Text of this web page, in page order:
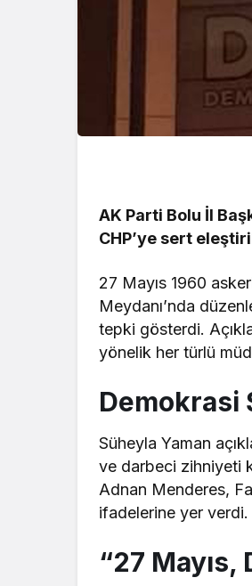
AK Parti Bolu İl
CHP’ye sert
27 Mayıs 1960
Meydanı’nda
tepki gösterdi.
yönelik her türlü
Demokrasi
Süheyla Yaman
ve darbeci zihniyeti
Adnan Menderes,
ifadelerine yer verdi.
“27 Mayıs,